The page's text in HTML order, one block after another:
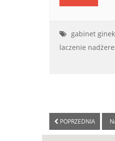
gabinet
laczenie
POPRZEDNIA